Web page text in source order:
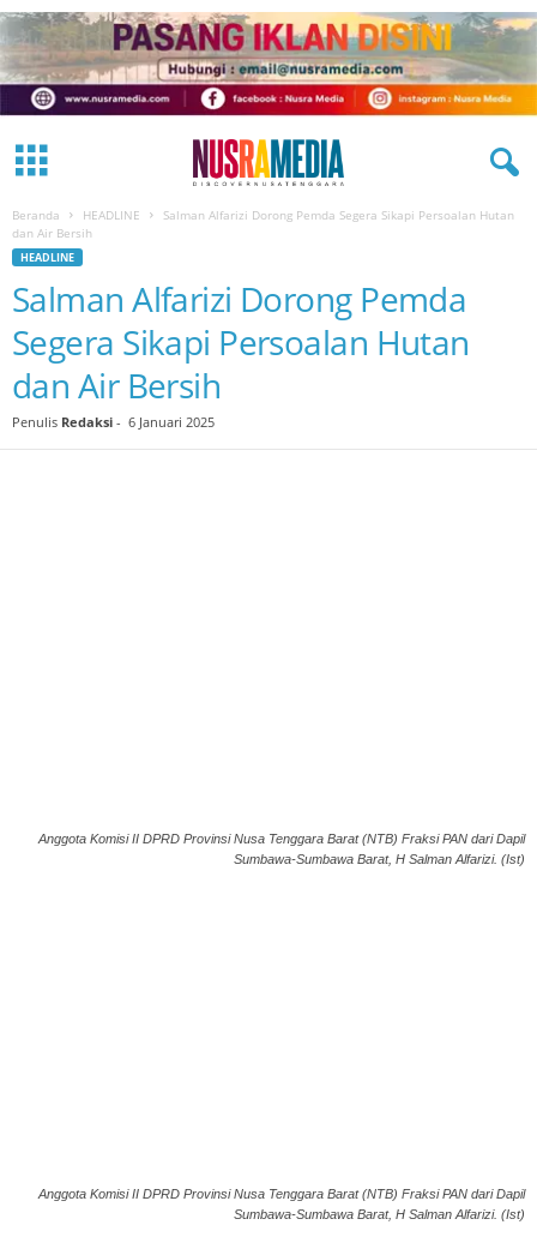
Beranda HEADLINE
Salman Alfarizi Dorong Pemda Segera Sikapi Persoalan Hutan
dan Air Bersih
HEADLINE
Salman Alfarizi Dorong Pemda
Segera Sikapi Persoalan Hutan
dan Air Bersih
Penulis Redaksi - 6 Januari 2025
Anggota Komisi II DPRD Provinsi Nusa Tenggara Barat (NTB) Fraksi PAN dari Dapil
Sumbawa-Sumbawa Barat, H Salman Alfarizi. (Ist)
Anggota Komisi II DPRD Provinsi Nusa Tenggara Barat (NTB) Fraksi PAN dari Dapil
Sumbawa-Sumbawa Barat, H Salman Alfarizi. (Ist)